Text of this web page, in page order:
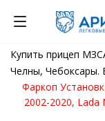
Купить прицеп
Челны, Чебоксары.
Фаркоп
2002-2020, Lada